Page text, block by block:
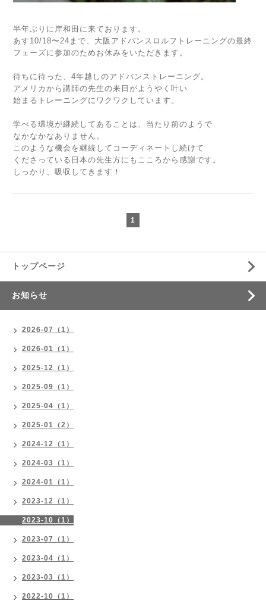
半年ぶりに岸和田に来ております。
あす10/18〜24まで、大阪アドバンスロルフトレーニングの最終
フェーズに参加のためお休みをいただきます。
待ちに待った、4年越しのアドバンストレーニング。
アメリカから講師の先生の来日がようやく叶い
始まるトレーニングにワクワクしています。
学べる環境が継続してあることは、当たり前のようで
なかなかなありません。
このような機会を継続してコーディネートし続けて
くださっている日本の先生方にもこころから感謝です。
しっかり、吸収してきます！
1
トップページ
お知らせ
2026-07（1）
2026-01（1）
2025-12（1）
2025-09（1）
2025-04（1）
2025-01（2）
2024-12（1）
2024-03（1）
2024-01（1）
2023-12（1）
2023-10（1）
2023-07（1）
2023-04（1）
2023-03（1）
2022-10（1）